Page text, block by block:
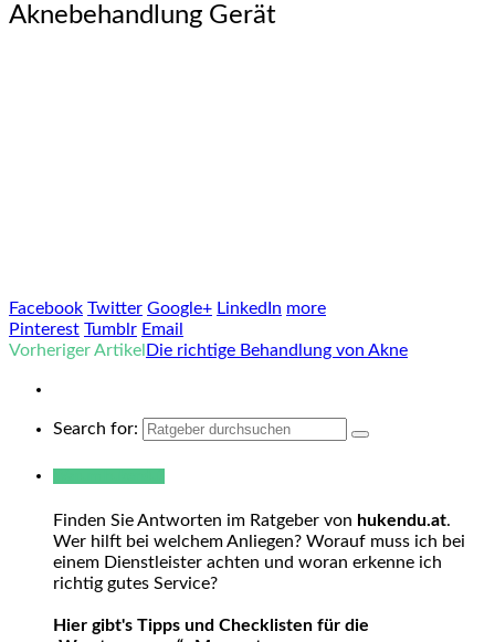
Aknebehandlung Gerät
Facebook Twitter Google+ LinkedIn more
Pinterest Tumblr Email
Vorheriger Artikel Die richtige Behandlung von Akne
Search for:
Finden Sie Antworten im Ratgeber von hukendu.at.
Wer hilft bei welchem Anliegen? Worauf muss ich bei
einem Dienstleister achten und woran erkenne ich
richtig gutes Service?
Hier gibt's Tipps und Checklisten für die